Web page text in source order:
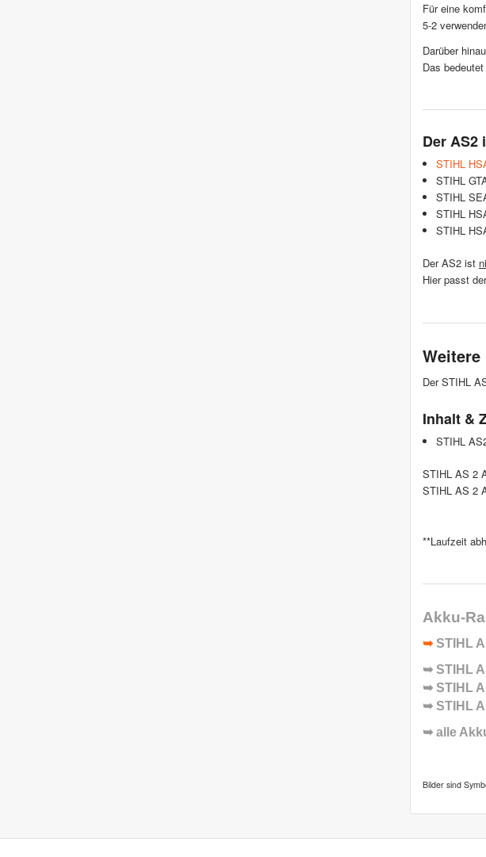
Für eine
5-2
Darüber
Das
Der AS2
STIHL
STIHL
STIHL
STIHL
STIHL
Der AS2 ist
Hier passt
Weitere
Der STIHL
Inhalt &
STIHL
STIHL AS 2
STIHL AS 2
**Laufzeit
Akku-
➥ STIHL
➥ STIHL
➥ STIHL
➥ STIHL
➥ alle
Bilder sind